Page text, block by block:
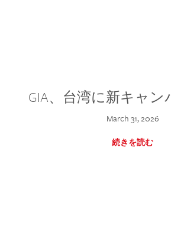
GIA、台湾に新キャ
March 31, 2026
続きを読む